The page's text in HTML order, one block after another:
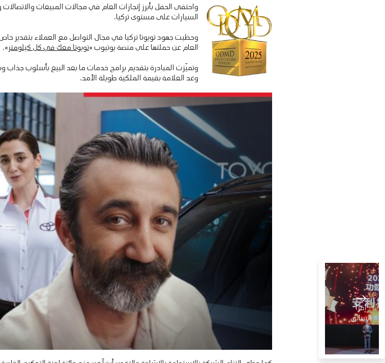
اقرأ
السابق
واحتفى الحفل بأبرز إنجازات العام في مجالات المبيعات
السيارات على مستوى تركيا.
وحظيت جهود تويوتا تركيا في مجال التواصل مع العملاء بتقدير
العام عن حملتها على منصة يوتيوب «تويوتا معك في كل كيلومتر».
وتميّزت المبادرة بتقديم برامج خدمات ما بعد البيع بأسلوب
وعد العلامة بقيمة الملكية طويلة الأمد.